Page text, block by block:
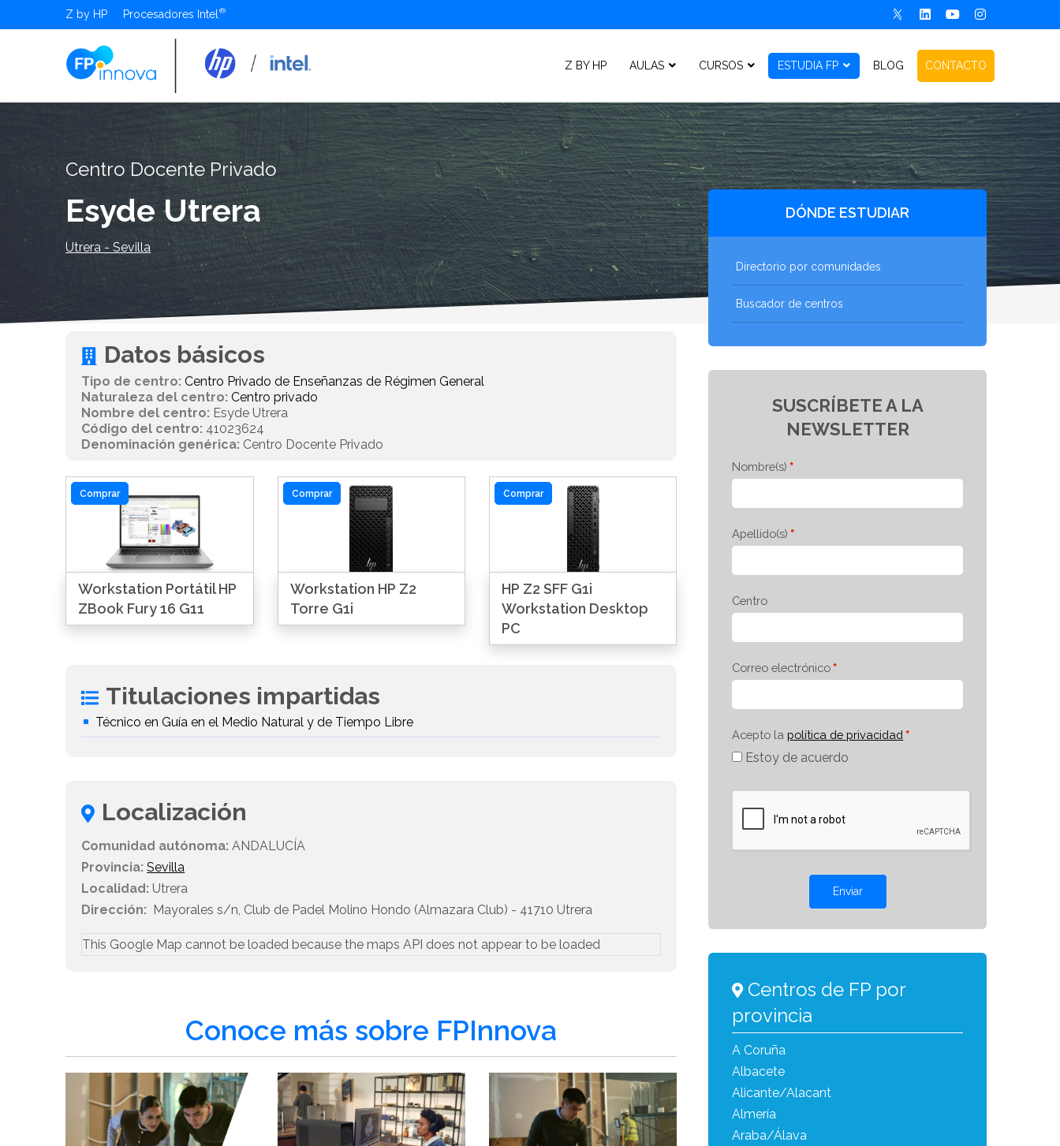
Z by HP Procesadores Intel
Z BY HP AULAS CURSOS ESTUDIA FP BLOG CONTACTO
Centro Docente Privado
Esyde Utrera
Utrera - Sevilla
Datos básicos
Tipo de centro: Centro Privado de Enseñanzas de Régimen General
Naturaleza del centro: Centro privado
Nombre del centro: Esyde Utrera
Código del centro: 41023624
Denominación genérica: Centro Docente Privado
Comprar
Workstation Portátil HP
ZBook Fury 16 G11
Comprar
Workstation HP Z2
Torre G1i
Comprar
HP Z2 SFF G1i
Workstation Desktop
PC
Titulaciones impartidas
Técnico en Guía en el Medio Natural y de Tiempo Libre
Localización
Comunidad autónoma: ANDALUCÍA
Provincia: Sevilla
Localidad: Utrera
Dirección: Mayorales s/n, Club de Padel Molino Hondo (Almazara Club) - 41710 Utrera
This Google Map cannot be loaded because the maps API does not appear to be loaded
Conoce más sobre FPInnova
DÓNDE ESTUDIAR
Directorio por comunidades
Buscador de centros
SUSCRÍBETE A LA
NEWSLETTER
Nombre(s)
Apellido(s)
Centro
Correo electrónico
Acepto la política de privacidad
Estoy de acuerdo
Enviar
Centros de FP por
provincia
A Coruña
Albacete
Alicante/Alacant
Almería
Araba/Álava